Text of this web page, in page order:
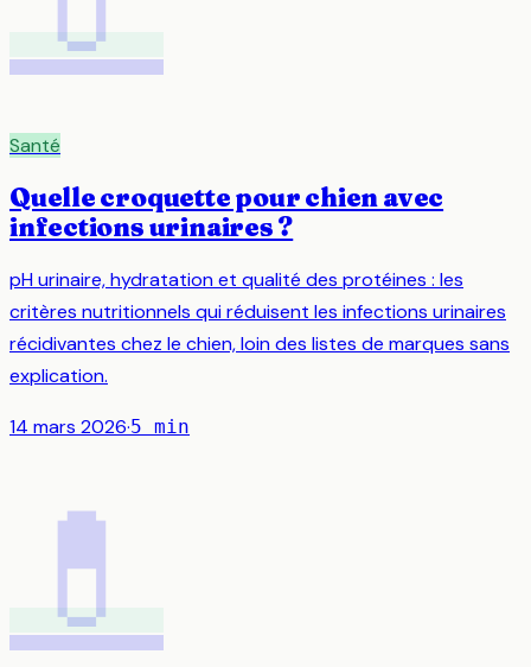
Santé
Quelle croquette pour chien avec
infections urinaires ?
pH urinaire, hydratation et qualité des protéines : les
critères nutritionnels qui réduisent les infections urinaires
récidivantes chez le chien, loin des listes de marques sans
explication.
14 mars 2026·5 min
💊